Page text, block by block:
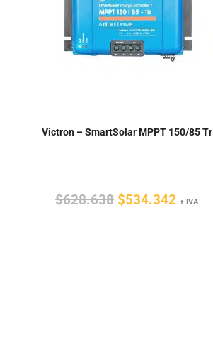
Victron – SmartSolar MPPT 150/85 Tr
$628.638 El
$534.342 El
+ IVA